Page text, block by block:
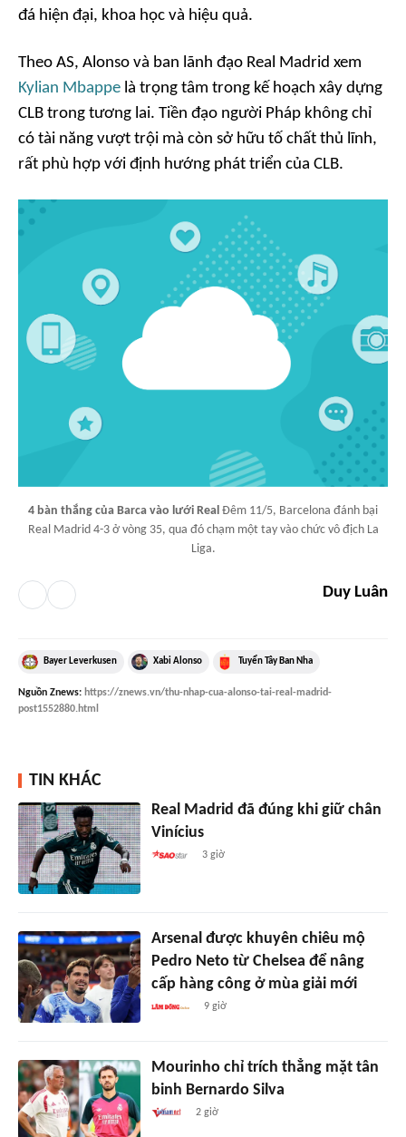
đá hiện đại, khoa học và hiệu quả.
Theo AS, Alonso và ban lãnh đạo Real Madrid xem
Kylian Mbappe là trọng tâm trong kế hoạch xây dựng
CLB trong tương lai. Tiền đạo người Pháp không chỉ
có tài năng vượt trội mà còn sở hữu tố chất thủ lĩnh,
rất phù hợp với định hướng phát triển của CLB.
4 bàn thắng của Barca vào lưới Real Đêm 11/5, Barcelona đánh bại
Real Madrid 4-3 ở vòng 35, qua đó chạm một tay vào chức vô địch La
Liga.
Duy Luân
Bayer Leverkusen Xabi Alonso Tuyển Tây Ban Nha
Nguồn Znews: https://znews.vn/thu-nhap-cua-alonso-tai-real-madrid-
post1552880.html
TIN KHÁC
Real Madrid đã đúng khi giữ chân
Vinícius
3 giờ
Arsenal được khuyên chiêu mộ
Pedro Neto từ Chelsea để nâng
cấp hàng công ở mùa giải mới
9 giờ
Mourinho chỉ trích thẳng mặt tân
binh Bernardo Silva
2 giờ